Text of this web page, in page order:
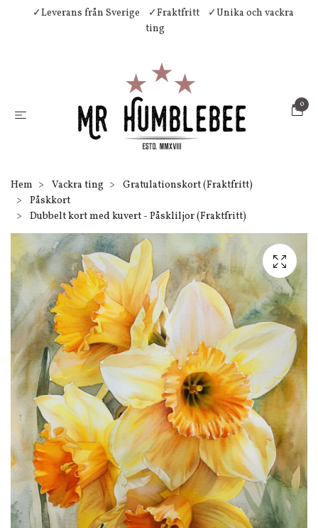
✓Leverans från Sverige ✓Fraktfritt
✓Unika och vackra
ting
0
Hem Vackra ting
Gratulationskort (Fraktfritt)
Påskkort
Dubbelt kort med kuvert - Påskliljor (Fraktfritt)